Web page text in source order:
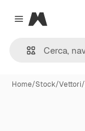
Close menu
Magnific
Home/Stock/Vettori/